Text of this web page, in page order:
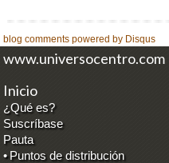
blog comments powered by Disqus
www.universocentro.com
Inicio
¿Qué es?
Suscríbase
Pauta
• Puntos de distribución